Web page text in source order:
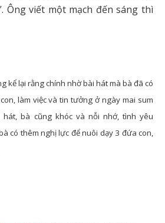
Ông viết một mạch đến sáng thì
kể lại rằng chính nhờ bài hát mà bà đã có
làm việc và tin tưởng ở ngày mai sum
bà cũng khóc và nỗi nhớ, tình yêu
có thêm nghị lực để nuôi dạy 3 đứa con,